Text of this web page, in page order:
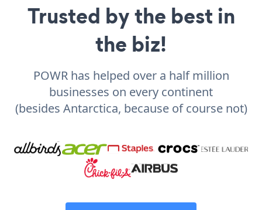
Trusted by the best in
the biz!
POWR has helped over a half million
businesses on every continent
(besides Antarctica, because of course not)